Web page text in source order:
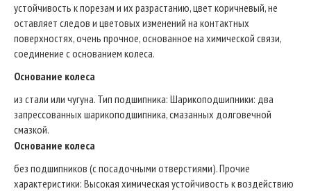
устойчивость к порезам и их разрастанию, цвет коричневый, не
оставляет следов и цветовых изменений на контактных
поверхностях, очень прочное, основанное на химической связи,
соединение с основанием колеса.
Основание колеса
из стали или чугуна. Тип подшипникa: Шарикоподшипники: два
запрессованных шарикоподшипника, смазанных долговечной
смазкой.
Основание колеса
без подшипников (с посадочными отверстиями). Прочие
характеристики: Высокая химическая устойчивость к воздействию